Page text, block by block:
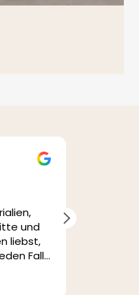
Warenkorb.
und
liebst,
Fall